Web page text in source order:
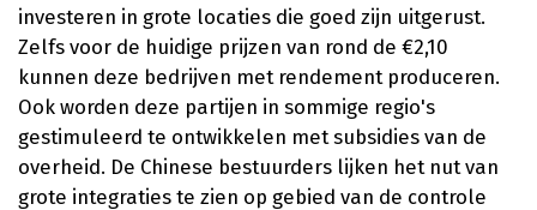
investeren in grote locaties die goed zijn uitgerust.
Zelfs voor de huidige prijzen van rond de €2,10
kunnen deze bedrijven met rendement produceren.
Ook worden deze partijen in sommige regio's
gestimuleerd te ontwikkelen met subsidies van de
overheid. De Chinese bestuurders lijken het nut van
grote integraties te zien op gebied van de controle